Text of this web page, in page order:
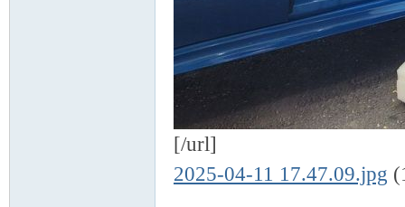
[/url]
2025-04-11 17.47.09.jpg